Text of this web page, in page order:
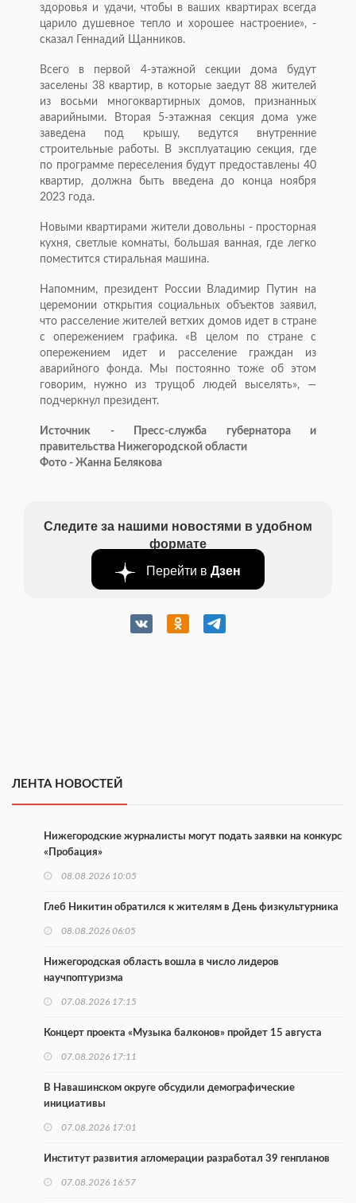
здоровья и удачи, чтобы в ваших квартирах всегда
царило душевное тепло и хорошее настроение», -
сказал Геннадий Щанников.
Всего в первой 4-этажной секции дома будут
заселены 38 квартир, в которые заедут 88 жителей
из восьми многоквартирных домов, признанных
аварийными. Вторая 5-этажная секция дома уже
заведена под крышу, ведутся внутренние
строительные работы. В эксплуатацию секция, где
по программе переселения будут предоставлены 40
квартир, должна быть введена до конца ноября
2023 года.
Новыми квартирами жители довольны - просторная
кухня, светлые комнаты, большая ванная, где легко
поместится стиральная машина.
Напомним, президент России Владимир Путин на
церемонии открытия социальных объектов заявил,
что расселение жителей ветхих домов идет в стране
с опережением графика. «В целом по стране с
опережением идет и расселение граждан из
аварийного фонда. Мы постоянно тоже об этом
говорим, нужно из трущоб людей выселять», —
подчеркнул президент.
Источник - Пресс-служба губернатора и
правительства Нижегородской области
Фото - Жанна Белякова
Следите за нашими новостями в удобном
формате
Перейти в Дзен
ЛЕНТА НОВОСТЕЙ
Нижегородские журналисты могут подать заявки на конкурс
«Пробация»
08.08.2026 10:05
Глеб Никитин обратился к жителям в День физкультурника
08.08.2026 06:05
Нижегородская область вошла в число лидеров
научпоптуризма
07.08.2026 17:15
Концерт проекта «Музыка балконов» пройдет 15 августа
07.08.2026 17:11
В Навашинском округе обсудили демографические
инициативы
07.08.2026 17:01
Институт развития агломерации разработал 39 генпланов
07.08.2026 16:57